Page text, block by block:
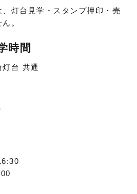
灯台見学・スタンプ押印・売
。
時間
台 共通